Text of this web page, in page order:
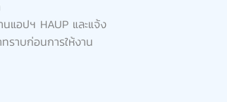
แอปฯ HAUP และแจ้ง
ราบก่อนการให้งาน